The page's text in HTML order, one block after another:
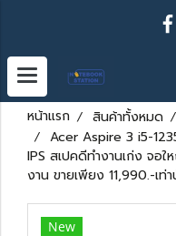
หน้าแรก สินค้าทั้งหมด
Acer Aspire 3 i5-
IPS สเปคดีทำงานเก่ง จอ
งาน ขายเพียง 11,990.-เท่
New